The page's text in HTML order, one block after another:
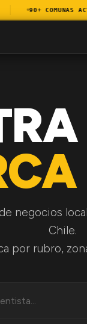
90+ COMUNAS
negocios
Chile.
por rubro,